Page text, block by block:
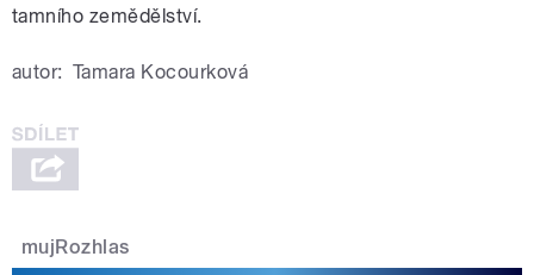
tamního zemědělství.
autor: Tamara Kocourková
mujRozhlas